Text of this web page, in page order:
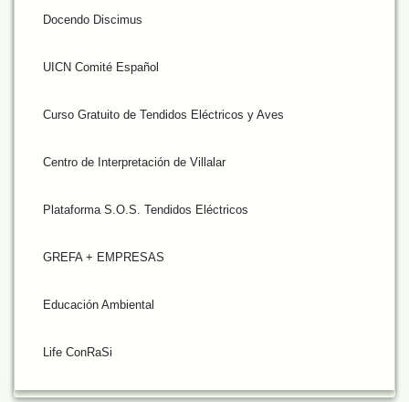
Docendo Discimus
UICN Comité Español
Curso Gratuito de Tendidos Eléctricos y Aves
Centro de Interpretación de Villalar
Plataforma S.O.S. Tendidos Eléctricos
GREFA + EMPRESAS
Educación Ambiental
Life ConRaSi